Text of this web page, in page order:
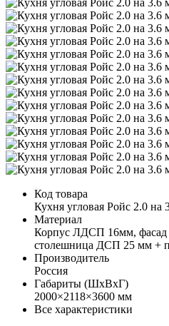
Код товара
Кухня угловая Ройс 2.0 на
Материал
Корпус ЛДСП 16мм,
столешница ДСП 25 мм +
Производитель
Россия
Габариты (ШхВхГ)
2000×2118×3600 мм
Все характеристики